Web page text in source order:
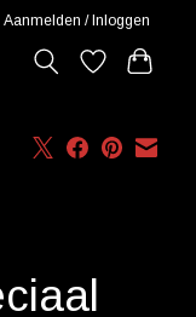
Aanmelden / Inloggen